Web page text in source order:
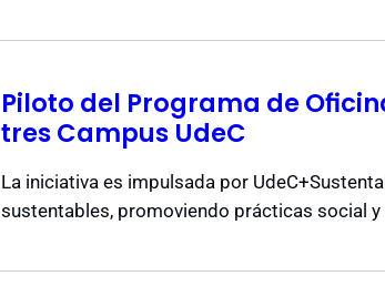
Piloto del Programa de
tres Campus UdeC
La iniciativa es impulsada por
sustentables, promoviendo prácticas social